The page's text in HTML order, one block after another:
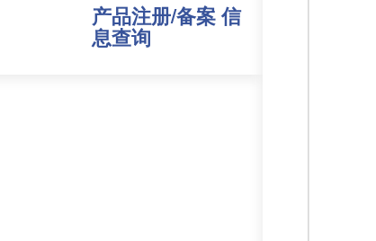
产品注册/备案 信
息查询